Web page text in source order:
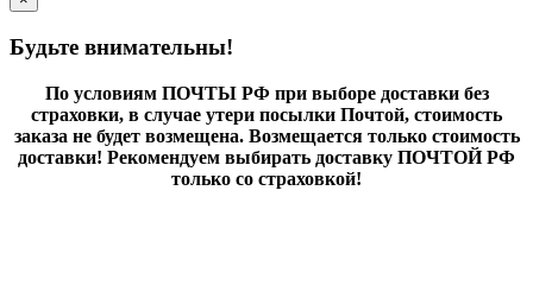
Будьте внимательны!
По условиям ПОЧТЫ РФ при выборе доставки без
страховки, в случае утери посылки Почтой, стоимость
заказа не будет возмещена. Возмещается только стоимость
доставки! Рекомендуем выбирать доставку ПОЧТОЙ РФ
только со страховкой!